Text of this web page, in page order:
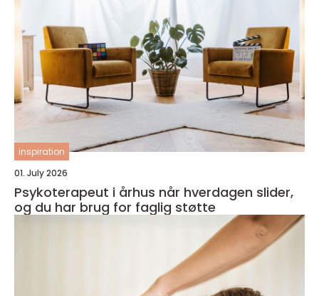
inspiration
01. July 2026
Psykoterapeut i århus når hverdagen slider,
og du har brug for faglig støtte